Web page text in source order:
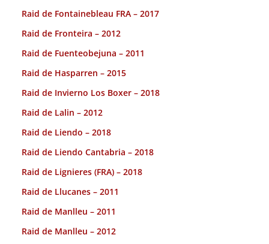
Raid de Fontainebleau FRA – 2017
Raid de Fronteira – 2012
Raid de Fuenteobejuna – 2011
Raid de Hasparren – 2015
Raid de Invierno Los Boxer – 2018
Raid de Lalin – 2012
Raid de Liendo – 2018
Raid de Liendo Cantabria – 2018
Raid de Lignieres (FRA) – 2018
Raid de Llucanes – 2011
Raid de Manlleu – 2011
Raid de Manlleu – 2012